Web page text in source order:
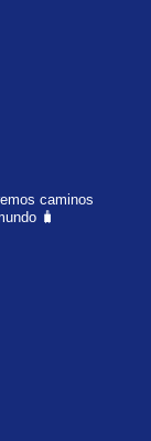
caminos
🧳